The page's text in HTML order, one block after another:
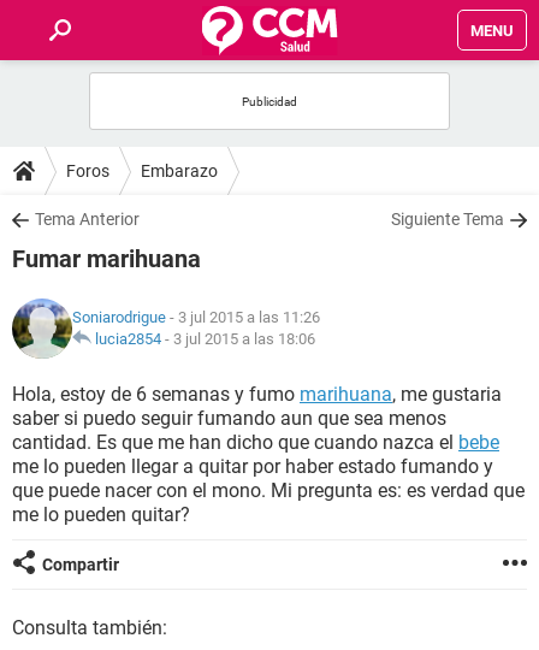
MENU
FOROS
SALUD
NUTRICIÓN
BIENESTAR
SEXUALIDAD
GLOSARIO
Foros Embarazo
Tema Anterior Siguiente Tema
Fumar marihuana
Soniarodrigue - 3 jul 2015 a las 11:26
lucia2854 - 3 jul 2015 a las 18:06
Hola, estoy de 6 semanas y fumo marihuana, me gustaria
saber si puedo seguir fumando aun que sea menos
cantidad. Es que me han dicho que cuando nazca el bebe
me lo pueden llegar a quitar por haber estado fumando y
que puede nacer con el mono. Mi pregunta es: es verdad que
me lo pueden quitar?
Compartir
Consulta también: